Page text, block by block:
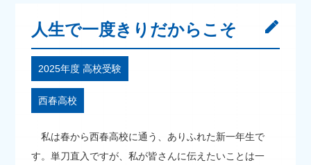
人生で一度きりだからこそ
2025年度 高校受験
西春高校
私は春から西春高校に通う、ありふれた新一年生で
す。単刀直入ですが、私が皆さんに伝えたいことは一